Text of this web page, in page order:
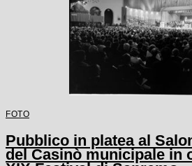
FOTO
Pubblico in platea al
del Casinò municipale in